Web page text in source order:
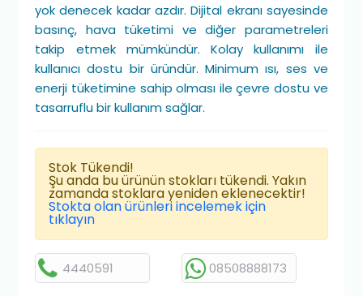
yok denecek kadar azdır. Dijital ekranı sayesinde
basınç, hava tüketimi ve diğer parametreleri
takip etmek mümkündür. Kolay kullanımı ile
kullanıcı dostu bir üründür. Minimum ısı, ses ve
enerji tüketimine sahip olması ile çevre dostu ve
tasarruflu bir kullanım sağlar.
Stok Tükendi!
Şu anda bu ürünün stokları tükendi. Yakın
zamanda stoklara yeniden eklenecektir!
Stokta olan ürünleri incelemek için
tıklayın
4440591 08508888173